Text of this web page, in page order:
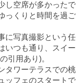
し空席が多かったで
っくりと時間を過ご
に写真撮影という任
いつも通り、スイー
引用あり)。
タワーテラスでの桃
ッフェのスタートで